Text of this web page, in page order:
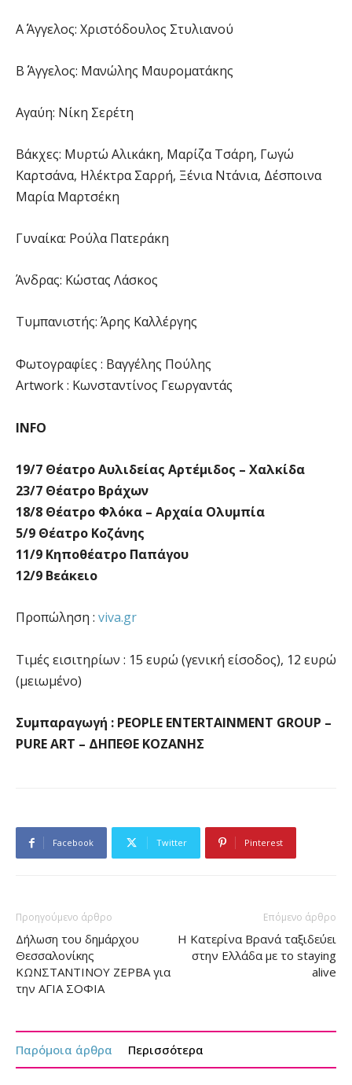
Α΄ Άγγελος: Χριστόδουλος Στυλιανού
Β΄ Άγγελος: Μανώλης Μαυροματάκης
Αγαύη: Νίκη Σερέτη
Βάκχες: Μυρτώ Αλικάκη, Μαρίζα Τσάρη, Γωγώ
Καρτσάνα, Ηλέκτρα Σαρρή, Ξένια Ντάνια, Δέσποινα
Μαρία Μαρτσέκη
Γυναίκα: Ρούλα Πατεράκη
Άνδρας: Κώστας Λάσκος
Τυμπανιστής: Άρης Καλλέργης
Φωτογραφίες : Βαγγέλης Πούλης
Artwork : Κωνσταντίνος Γεωργαντάς
INFO
19/7 Θέατρο Αυλιδείας Αρτέμιδος – Χαλκίδα
23/7 Θέατρο Βράχων
18/8 Θέατρο Φλόκα – Αρχαία Ολυμπία
5/9 Θέατρο Κοζάνης
11/9 Κηποθέατρο Παπάγου
12/9 Βεάκειο
Προπώληση : viva.gr
Τιμές εισιτηρίων : 15 ευρώ (γενική είσοδος), 12 ευρώ
(μειωμένο)
Συμπαραγωγή : PEOPLE ENTERTAINMENT GROUP –
PURE ART – ΔΗΠΕΘΕ ΚΟΖΑΝΗΣ
Facebook Twitter Pinterest
Προηγούμενο άρθρο
Δήλωση του δημάρχου
Θεσσαλονίκης
ΚΩΝΣΤΑΝΤΙΝΟΥ ΖΕΡΒΑ για
την ΑΓΙΑ ΣΟΦΙΑ
Επόμενο άρθρο
Η Κατερίνα Βρανά ταξιδεύει
στην Ελλάδα με το staying
alive
Παρόμοια άρθρα Περισσότερα